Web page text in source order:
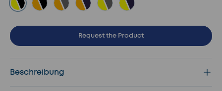
Gelb / Schwarz
Request the Product
Beschreibung